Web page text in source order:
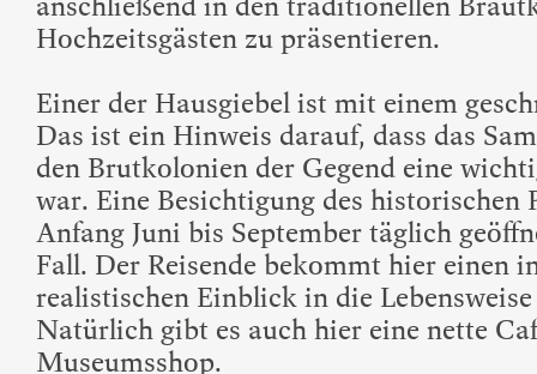
anschließend in den traditionellen
Hochzeitsgästen zu präsentieren.
Einer der Hausgiebel ist mit einem
Das ist ein Hinweis darauf, dass das
den Brutkolonien der Gegend eine
war. Eine Besichtigung des historischen
Anfang Juni bis September täglich
Fall. Der Reisende bekommt hier einen
realistischen Einblick in die
Natürlich gibt es auch hier eine nette
Museumsshop.